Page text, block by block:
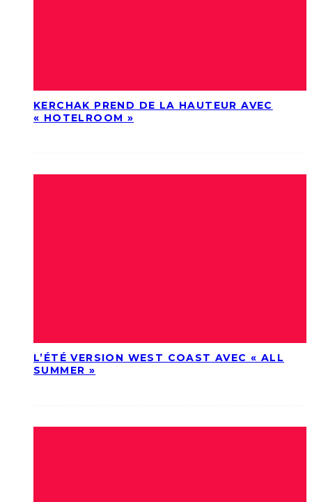
KERCHAK PREND DE LA HAUTEUR AVEC
« HOTELROOM »
L’ÉTÉ VERSION WEST COAST AVEC « ALL
SUMMER »